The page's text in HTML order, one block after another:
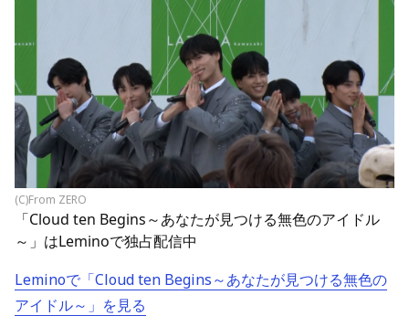
(C)From ZERO
「Cloud ten Begins～あなたが見つける無色のアイドル
～」はLeminoで独占配信中
Leminoで「Cloud ten Begins～あなたが見つける無色の
アイドル～」を見る